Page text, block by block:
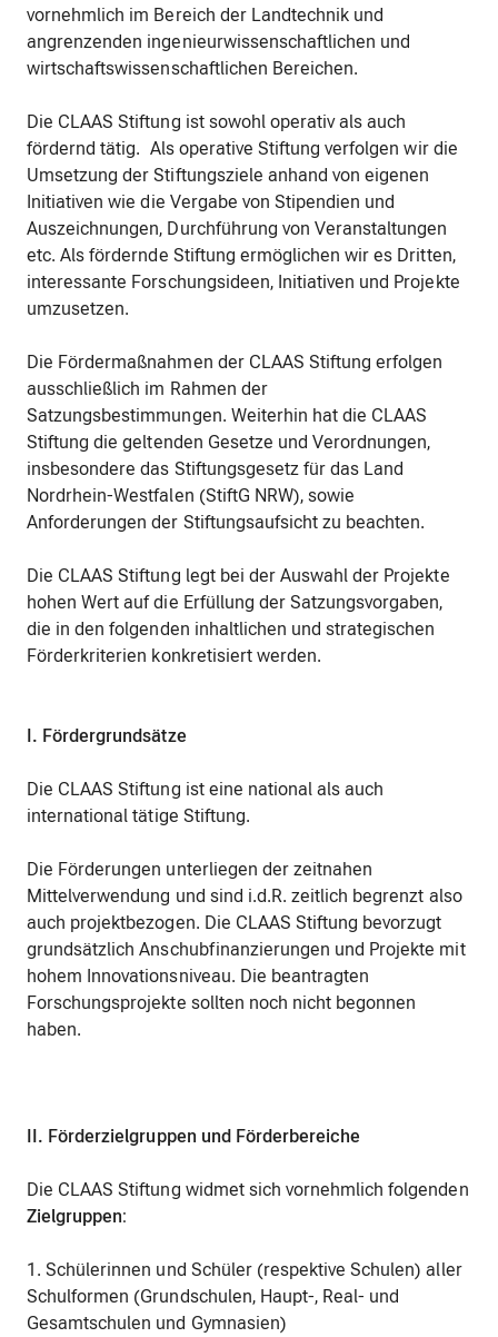
vornehmlich im Bereich der Landtechnik und
angrenzenden ingenieurwissenschaftlichen und
wirtschaftswissenschaftlichen Bereichen.
Die CLAAS Stiftung ist sowohl operativ als auch
fördernd tätig. Als operative Stiftung verfolgen wir die
Umsetzung der Stiftungsziele anhand von eigenen
Initiativen wie die Vergabe von Stipendien und
Auszeichnungen, Durchführung von Veranstaltungen
etc. Als fördernde Stiftung ermöglichen wir es Dritten,
interessante Forschungsideen, Initiativen und Projekte
umzusetzen.
Die Fördermaßnahmen der CLAAS Stiftung erfolgen
ausschließlich im Rahmen der
Satzungsbestimmungen. Weiterhin hat die CLAAS
Stiftung die geltenden Gesetze und Verordnungen,
insbesondere das Stiftungsgesetz für das Land
Nordrhein-Westfalen (StiftG NRW), sowie
Anforderungen der Stiftungsaufsicht zu beachten.
Die CLAAS Stiftung legt bei der Auswahl der Projekte
hohen Wert auf die Erfüllung der Satzungsvorgaben,
die in den folgenden inhaltlichen und strategischen
Förderkriterien konkretisiert werden.
I. Fördergrundsätze
Die CLAAS Stiftung ist eine national als auch
international tätige Stiftung.
Die Förderungen unterliegen der zeitnahen
Mittelverwendung und sind i.d.R. zeitlich begrenzt also
auch projektbezogen. Die CLAAS Stiftung bevorzugt
grundsätzlich Anschubfinanzierungen und Projekte mit
hohem Innovationsniveau. Die beantragten
Forschungsprojekte sollten noch nicht begonnen
haben.
II. Förderzielgruppen und Förderbereiche
Die CLAAS Stiftung widmet sich vornehmlich folgenden
Zielgruppen:
1. Schülerinnen und Schüler (respektive Schulen) aller
Schulformen (Grundschulen, Haupt-, Real- und
Gesamtschulen und Gymnasien)